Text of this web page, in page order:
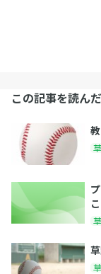
この記事を読ん